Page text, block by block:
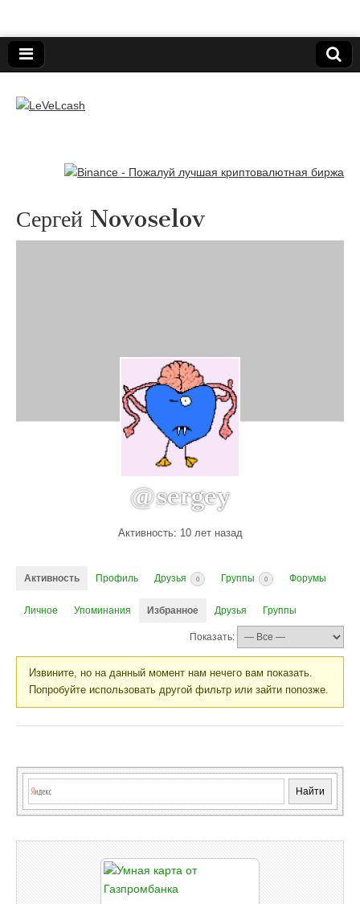
LeVeLcash
Сергей Novoselov
@sergey
Активность: 10 лет назад
Активность Профиль Друзья 0 Группы 0 Форумы
Личное Упоминания Избранное Друзья Группы
Показать:
Извините, но на данный момент нам нечего вам показать.
Попробуйте использовать другой фильтр или зайти попозже.